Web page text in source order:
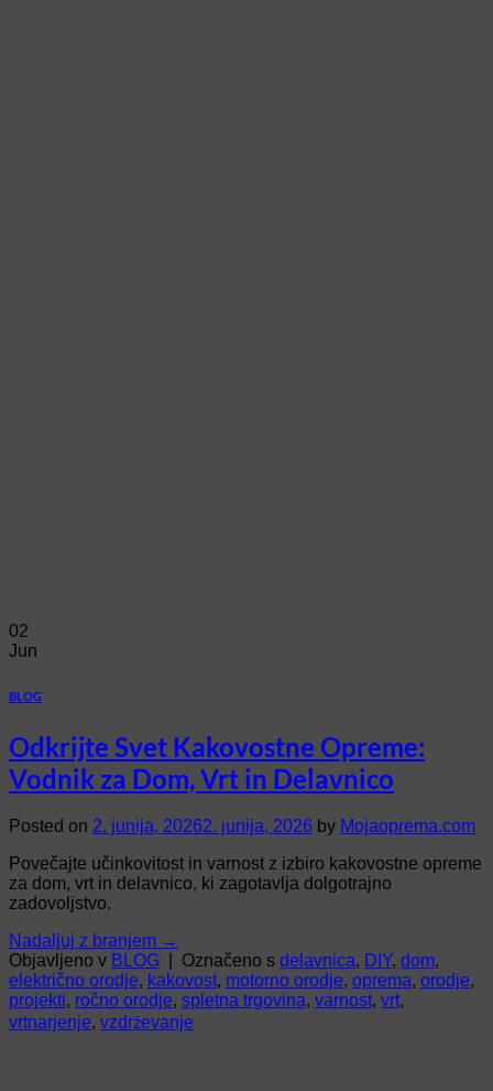
02
Jun
BLOG
Odkrijte Svet Kakovostne Opreme:
Vodnik za Dom, Vrt in Delavnico
Posted on 2. junija, 20262. junija, 2026 by Mojaoprema.com
Povečajte učinkovitost in varnost z izbiro kakovostne opreme
za dom, vrt in delavnico, ki zagotavlja dolgotrajno
zadovoljstvo.
Nadaljuj z branjem →
Objavljeno v BLOG Označeno s delavnica, DIY, dom,
električno orodje, kakovost, motorno orodje, oprema, orodje,
projekti, ročno orodje, spletna trgovina, varnost, vrt,
vrtnarjenje, vzdrževanje